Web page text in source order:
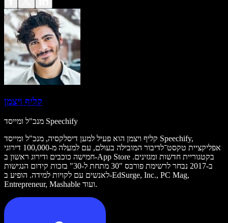
קליף ויצמן
מנכ"ל ומייסד Speechify
קליף ויצמן הוא פעיל למען דיסלקסיה, מנכ"ל ומייסד Speechify,
אפליקציית טקסט־לדיבור המובילה בעולם, עם למעלה מ-100,000 דירוגי
חמישה כוכבים ודירוג ראשון ב-App Store בקטגוריית חדשות ומגזינים.
ב-2017 נבחר לרשימת פורבס "30 מתחת ל-30" בזכות קידום הנגישות
לאנשים עם לקויות למידה. הופיע ב-EdSurge, Inc., PC Mag,
Entrepreneur, Mashable ועוד.